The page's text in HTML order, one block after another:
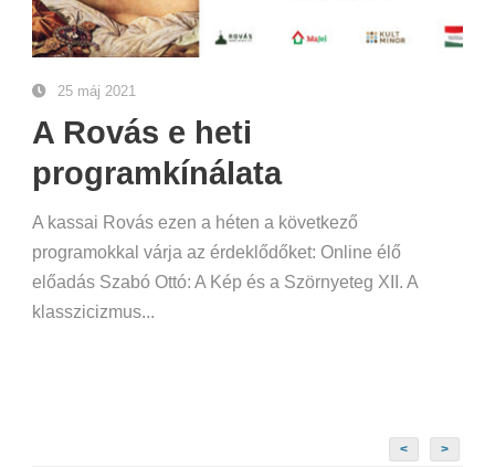
25 máj 2021
A Rovás e heti
programkínálata
A kassai Rovás ezen a héten a következő
programokkal várja az érdeklődőket: Online élő
előadás Szabó Ottó: A Kép és a Szörnyeteg XII. A
klasszicizmus...
< >